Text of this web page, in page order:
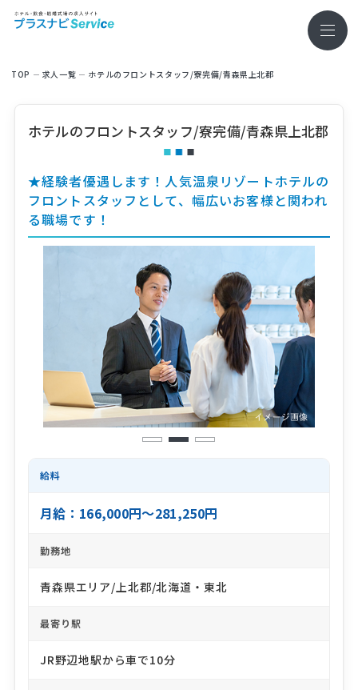
TOP 求⼈⼀覧 ホテルのフロントスタッフ/寮完備/青森県上北郡
ホテルのフロントスタッフ/寮完備/青森県上北郡
★経験者優遇します！人気温泉リゾートホテルの
フロントスタッフとして、幅広いお客様と関われ
る職場です！
1 2 3
給料
月給：166,000円～281,250円
勤務地
青森県エリア/上北郡/北海道・東北
最寄り駅
JR野辺地駅から車で10分